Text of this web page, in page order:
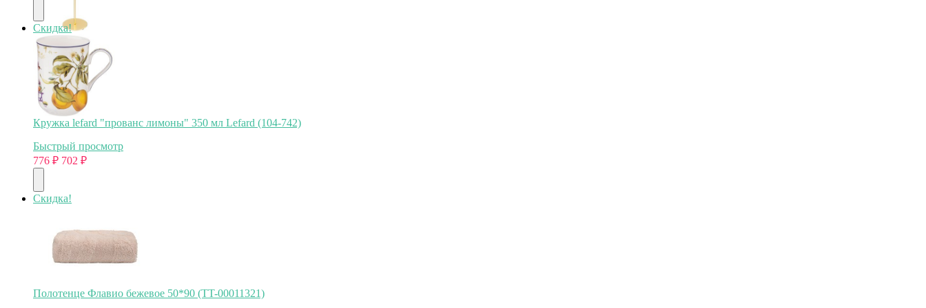
Скидка!
Кружка lefard "прованс лимоны" 350 мл Lefard (104-742)
Быстрый просмотр
776 ₽ 702 ₽
Скидка!
Полотенце Флавио бежевое 50*90 (TT-00011321)